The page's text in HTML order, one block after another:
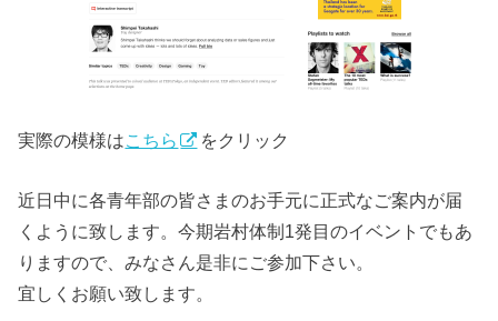
実際の模様はこちら をクリック
近日中に各青年部の皆さまのお手元に正式なご案内が届
くように致します。今期岩村体制1発目のイベントでもあ
りますので、みなさん是非にご参加下さい。
宜しくお願い致します。